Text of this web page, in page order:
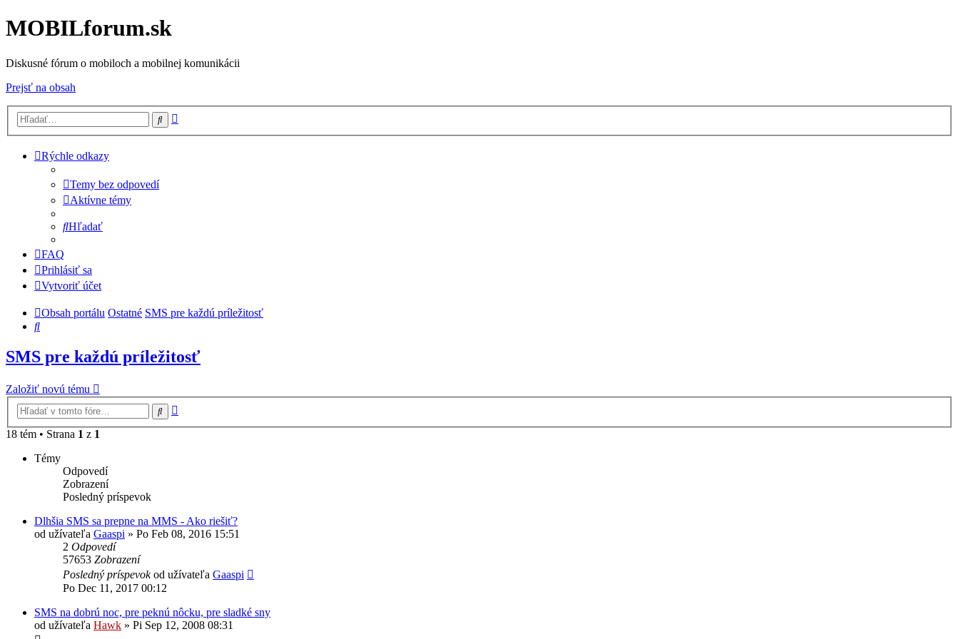
MOBILforum.sk
Diskusné fórum o mobiloch a mobilnej komunikácii
Prejsť na obsah
Hľadať
Rýchle odkazy
Temy bez odpovedí
Aktívne témy
Hľadať
FAQ
Prihlásiť sa
Vytvoriť účet
Obsah portálu Ostatné SMS pre každú príležitosť
Hľadať
SMS pre každú príležitosť
Založiť novú tému
Hľadať
18 tém • Strana 1 z 1
Témy
Odpovedí
Zobrazení
Posledný príspevok
Dlhšia SMS sa prepne na MMS - Ako riešiť?
od užívateľa Gaaspi » Po Feb 08, 2016 15:51
2 Odpovedí
57653 Zobrazení
Posledný príspevokod užívateľa Gaaspi
Po Dec 11, 2017 00:12
SMS na dobrú noc, pre peknú nôcku, pre sladké sny
od užívateľa Hawk » Pi Sep 12, 2008 08:31